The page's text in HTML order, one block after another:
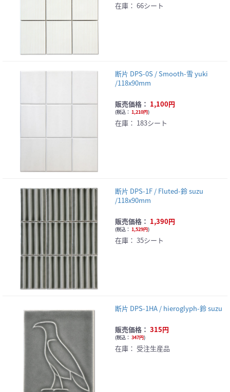
在庫： 66シート
断片 DPS-0S / Smooth-雪 yuki
/118x90mm
販売価格： 1,100円
(税込： 1,210円)
在庫： 183シート
断片 DPS-1F / Fluted-鈴 suzu
/118x90mm
販売価格： 1,390円
(税込： 1,529円)
在庫： 35シート
断片 DPS-1HA / hieroglyph-鈴 suzu
販売価格： 315円
(税込： 347円)
在庫： 受注生産品